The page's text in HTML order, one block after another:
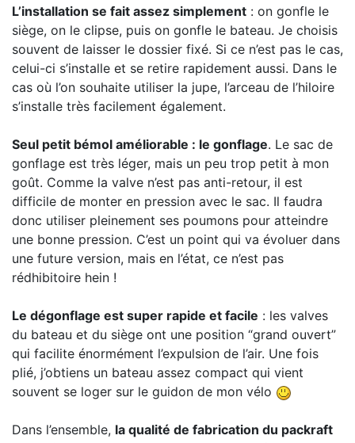
L’installation se fait assez simplement : on gonfle le
siège, on le clipse, puis on gonfle le bateau. Je choisis
souvent de laisser le dossier fixé. Si ce n’est pas le cas,
celui-ci s’installe et se retire rapidement aussi. Dans le
cas où l’on souhaite utiliser la jupe, l’arceau de l’hiloire
s’installe très facilement également.
Seul petit bémol améliorable : le gonflage. Le sac de
gonflage est très léger, mais un peu trop petit à mon
goût. Comme la valve n’est pas anti-retour, il est
difficile de monter en pression avec le sac. Il faudra
donc utiliser pleinement ses poumons pour atteindre
une bonne pression. C’est un point qui va évoluer dans
une future version, mais en l’état, ce n’est pas
rédhibitoire hein !
Le dégonflage est super rapide et facile : les valves
du bateau et du siège ont une position “grand ouvert”
qui facilite énormément l’expulsion de l’air. Une fois
plié, j’obtiens un bateau assez compact qui vient
souvent se loger sur le guidon de mon vélo
Dans l’ensemble, la qualité de fabrication du packraft